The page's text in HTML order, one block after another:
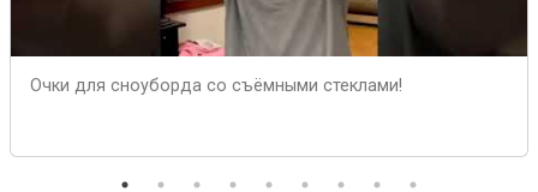
Очки для сноуборда со съёмными стеклами!